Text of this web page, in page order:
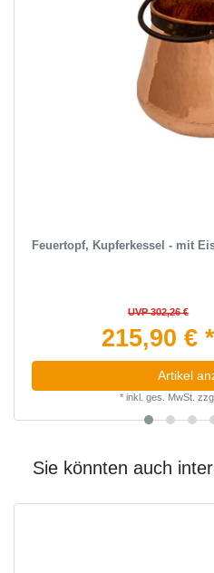
Feuertopf, Kupferkessel - mit
UVP 302,26 €
215,90 € *
Artikel
* inkl. ges. MwSt.
Sie könnten auch